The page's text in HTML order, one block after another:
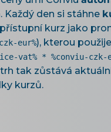
. Každý den si stáhne
kurz jako
eur%), kterou
vat% * %conviu-czk-
tak zůstává
kurzů.